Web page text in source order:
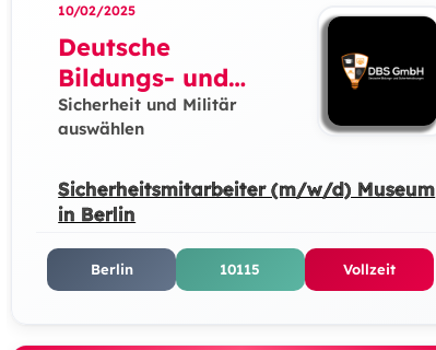
10/02/2025
Deutsche
Bildungs- und
Sicherheitslösunge
n GmbH
Sicherheit und Militär
auswählen
Sicherheitsmitarbeiter (m/w/d) Museum
in Berlin
Berlin 10115 Vollzeit